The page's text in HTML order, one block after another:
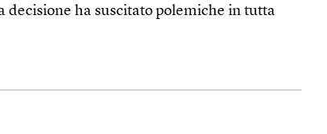
decisione ha suscitato polemiche in tutta